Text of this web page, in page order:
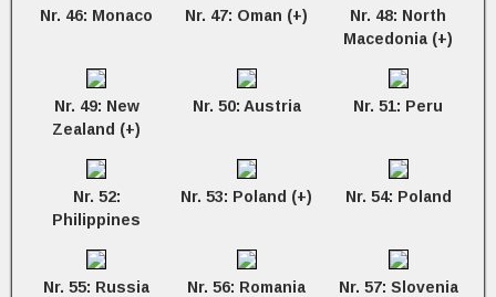
Nr. 46: Monaco Nr. 47: Oman (+)
Nr. 48: North
Macedonia (+)
Nr. 49: New
Zealand (+)
Nr. 50: Austria Nr. 51: Peru
Nr. 52:
Philippines
Nr. 53: Poland (+) Nr. 54: Poland
Nr. 55: Russia Nr. 56: Romania Nr. 57: Slovenia